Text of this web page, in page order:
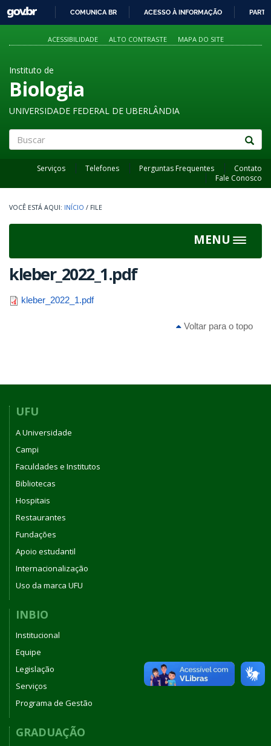
PARA
O
GOVBR
COMUNICA BR ACESSO À INFORMAÇÃO
ACESSIBILIDADE ALTO CONTRASTE MAPA DO SITE
Instituto de
Biologia
UNIVERSIDADE FEDERAL DE UBERLÂNDIA
Serviços Telefones Perguntas Frequentes
Contato
Fale Conosco
INÍCIO / FILE
MENU
Toggle
kleber_2022_1.pdf
kleber_2022_1.pdf
Voltar para o topo
UFU
A Universidade
Campi
Faculdades e Institutos
Bibliotecas
Hospitais
Restaurantes
Fundações
Apoio estudantil
Internacionalização
Uso da marca UFU
INBIO
Institucional
Equipe
Legislação
Serviços
Programa de Gestão
GRADUAÇÃO